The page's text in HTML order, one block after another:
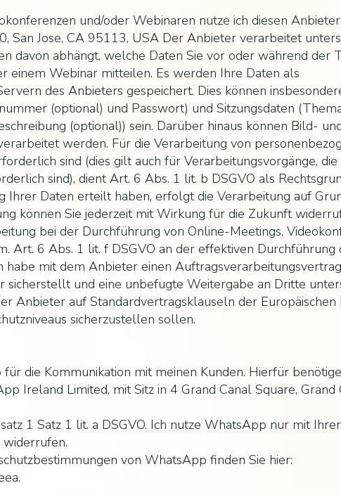
und/oder Webinaren nutze ich diesen
San Jose, CA 95113, USA Der Anbieter verarbeitet
davon abhängt, welche Daten Sie vor oder während der
einem Webinar mitteilen. Es werden Ihre Daten als
des Anbieters gespeichert. Dies können
(optional) und Passwort) und Sitzungsdaten
(optional)) sein. Darüber hinaus können Bild-
werden. Für die Verarbeitung von
sind (dies gilt auch für Verarbeitungsvorgänge, die
sind), dient Art. 6 Abs. 1 lit. b DSGVO als
Ihrer Daten erteilt haben, erfolgt die Verarbeitung auf
können Sie jederzeit mit Wirkung für die Zukunft
bei der Durchführung von Online-Meetings,
Art. 6 Abs. 1 lit. f DSGVO an der effektiven Durchführung
mit dem Anbieter einen
sicherstellt und eine unbefugte Weitergabe an Dritte
Anbieter auf Standardvertragsklauseln der Europäischen
sicherzustellen sollen.
die Kommunikation mit meinen Kunden. Hierfür
Ireland Limited, mit Sitz in 4 Grand Canal Square, Grand
1 Satz 1 lit. a DSGVO. Ich nutze WhatsApp nur mit
widerrufen.
von WhatsApp finden Sie hier: